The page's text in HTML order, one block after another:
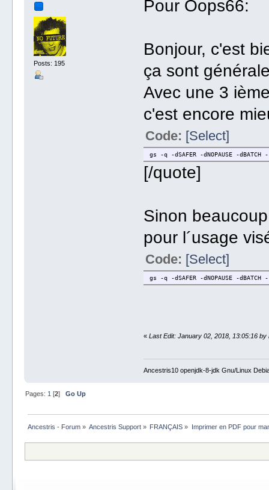
Posts: 195
Pour Oops66:
Bonjour, c'est
ça sont
Avec une 3
c'est encore
Code: [Select]
gs -q -dSAFER -dNOPAUSE -
[/quote]
Sinon
pour l´usage
Code: [Select]
gs -q -dSAFER -dNOPAUSE -
«Last Edit: January 02, 2018, 13:05:16 by
Ancestris10 openjdk-8-jdk Gnu/Linux
Pages: 1 [2] Go Up
Ancestris - Forum» Ancestris Support » FRANÇAIS » Imprimer en PDF pour